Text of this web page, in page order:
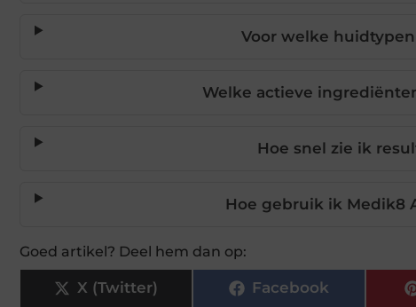
Voor welke
Welke actieve
Hoe snel zie ik
Hoe gebruik ik Medik8
Goed artikel? Deel hem dan op:
X (Twitter) Facebook